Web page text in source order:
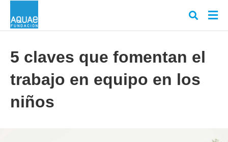
5 claves que fomentan el
trabajo en equipo en los
niños